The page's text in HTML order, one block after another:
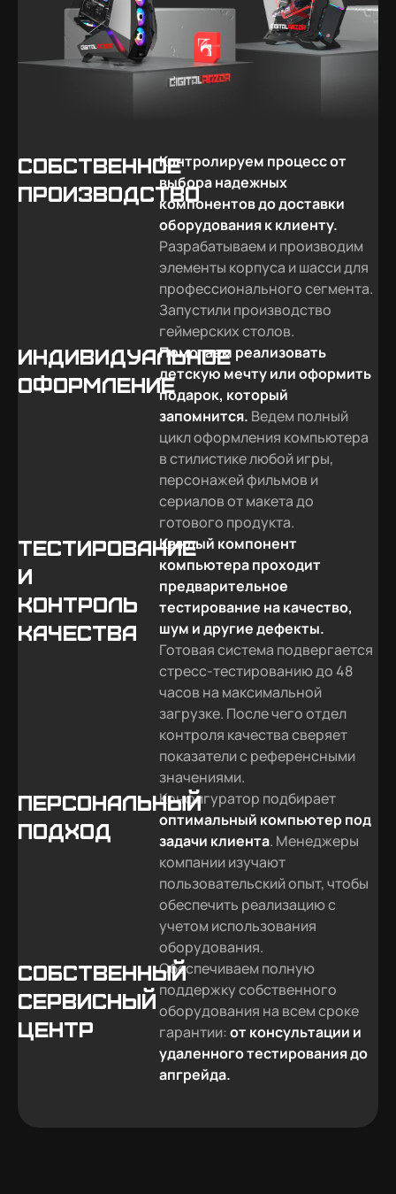
Собственное
производство
Контролируем процесс от
выбора надежных
компонентов до доставки
оборудования к клиенту.
Разрабатываем и производим
элементы корпуса и шасси для
профессионального сегмента.
Запустили производство
геймерских столов.
Индивидуальное
оформление
Помогаем реализовать
детскую мечту или оформить
подарок, который
запомнится. Ведем полный
цикл оформления компьютера
в стилистике любой игры,
персонажей фильмов и
сериалов от макета до
готового продукта.
Тестирование
и
контроль
качества
Каждый компонент
компьютера проходит
предварительное
тестирование на качество,
шум и другие дефекты.
Готовая система подвергается
стресс-тестированию до 48
часов на максимальной
загрузке. После чего отдел
контроля качества сверяет
показатели с референсными
значениями.
Персональный
подход
Конфигуратор подбирает
оптимальный компьютер под
задачи клиента. Менеджеры
компании изучают
пользовательский опыт, чтобы
обеспечить реализацию с
учетом использования
оборудования.
Собственный
сервисный
центр
Обеспечиваем полную
поддержку собственного
оборудования на всем сроке
гарантии:от консультации и
удаленного тестирования до
апгрейда.